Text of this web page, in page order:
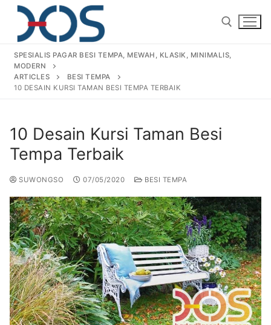
Home
About Us
Products
Pagar Besi Tempa Klasik
Railing Tangga Besi Tempa
Railing Balkon Besi Tempa Klasik
Kursi Taman Besi Tempa
Gallery
Gallery Gambar Pagar Besi Tempa Mewah
Gallery Kursi Taman & Kursi Teras Besi Tempa
Gallery Railing Tangga Besi Tempa Klasik Mewah
Articles
Projects
Contact Us
SPESIALIS PAGAR BESI TEMPA, MEWAH, KLASIK, MINIMALIS,
MODERN
ARTICLES
BESI TEMPA
10 DESAIN KURSI TAMAN BESI TEMPA TERBAIK
10 Desain Kursi Taman Besi
Tempa Terbaik
SUWONGSO 07/05/2020 BESI TEMPA